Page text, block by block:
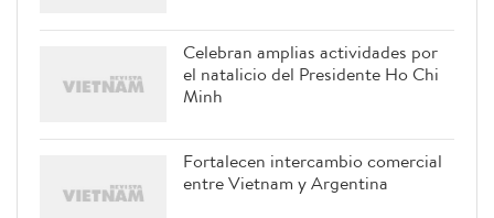
Celebran amplias actividades por
el natalicio del Presidente Ho Chi
Minh
Fortalecen intercambio comercial
entre Vietnam y Argentina